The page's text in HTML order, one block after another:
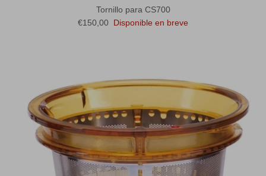
Tornillo para CS700
Precio normal
€150,00 Disponible en breve